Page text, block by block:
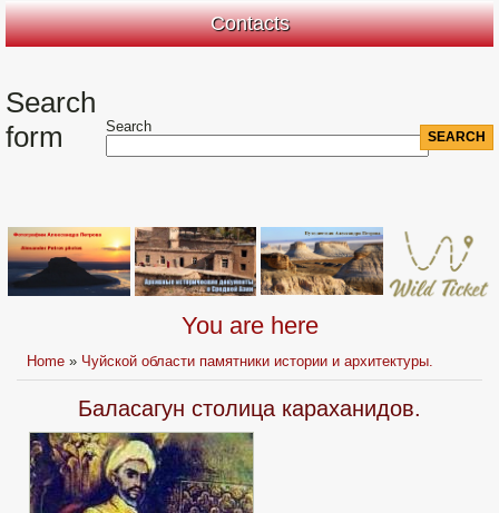
Contacts
Search
form
Search
You are here
Home » Чуйской области памятники истории и архитектуры.
Баласагун столица караханидов.